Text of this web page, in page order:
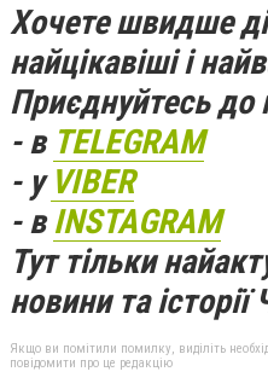
Хочете швидше
найцікавіші і
Приєднуйтесь до
- в TELEGRAM
- у VIBER
- вINSTAGRAM
Тут тільки
новини та історії
Якщо ви помітили помилку, виділіть
повідомити про це редакцію